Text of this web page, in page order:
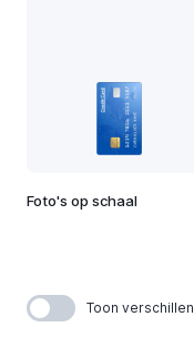
Foto's op schaal
Toon verschillen